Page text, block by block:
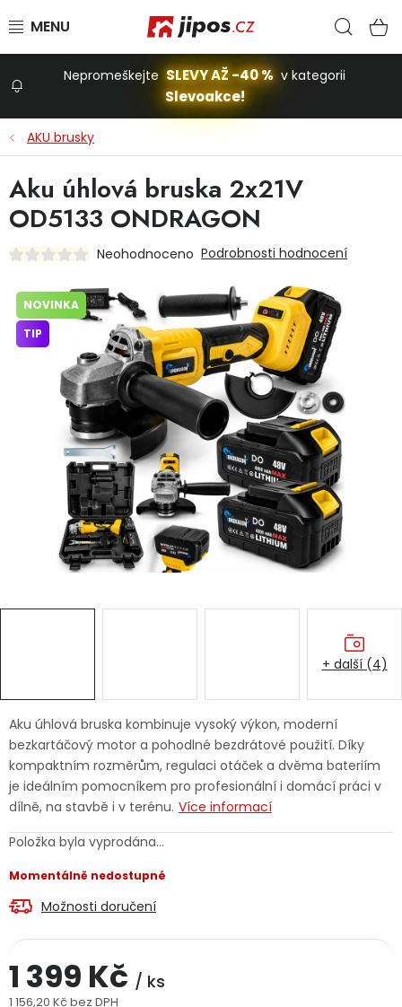
Stavba a dům
Dílna
Domácnost
Dětská hřiště
Autodoplňky
Vánoce
Ochranné pomůcky
Značky
Velkoobchodní spolupráce (B2B)
Servis nářadí Hodnocení obchodu
Doprava a platba
Nepromeškejte SLEVY AŽ -40 % v kategorii
Slevoakce!
AKU brusky
Aku úhlová bruska kombinuje vysoký výkon, moderní
bezkartáčový motor a pohodlné bezdrátové použití. Díky
kompaktním rozměrům, regulaci otáček a dvěma bateriím
je ideálním pomocníkem pro profesionální i domácí práci v
dílně, na stavbě i v terénu. Více informací
Položka byla vyprodána…
Momentálně nedostupné
Možnosti doručení
1 399 Kč / ks
1 156,20 Kč bez DPH
Aku úhlová bruska 2x21V
OD5133 ONDRAGON
Neohodnoceno Podrobnosti hodnocení
NOVINKA
TIP
+ další (4)